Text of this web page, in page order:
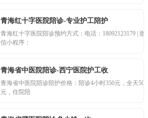
青海红十字医院陪诊-专业护工陪护
青海红十字医院陪诊预约方式：电话：18092123179 | 微
信小程序：
青海省中医院陪诊-西宁医院护工收
青海省中医院陪诊陪护价格：陪诊4小时350元，全天500
元，住院陪